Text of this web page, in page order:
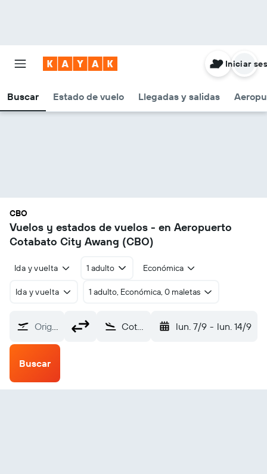
Buscar Estado de vuelo Llegadas y salidas
Iniciar
CBO
Vuelos y estados de vuelos - en Aeropuerto
Cotabato City Awang (CBO)
Ida y vuelta 1 adulto Económica
Ida y vuelta 1 adulto, Económica, 0 maletas
Origen Cotabato City Awang (CBO) lun. 7/9 - lun. 14/9
Buscar